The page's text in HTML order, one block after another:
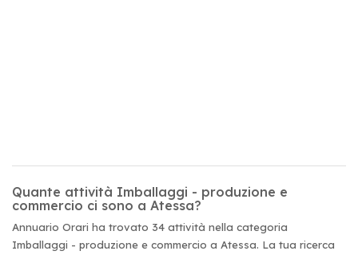
Quante attività Imballaggi - produzione e
commercio ci sono a Atessa?
Annuario Orari ha trovato 34 attività nella categoria
Imballaggi - produzione e commercio a Atessa. La tua ricerca